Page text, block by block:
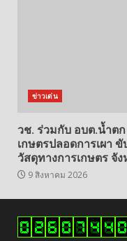
ข่าวเด่น
วช. ร่วมกับ อบต.น้ำต
เกษตรปลอดการเผา
วัสดุทางการเกษตร จั
9 สิงหาคม 2026